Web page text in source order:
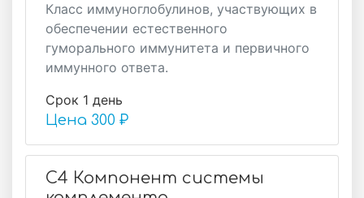
Класс иммуноглобулинов, участвующих в
обеспечении естественного
гуморального иммунитета и первичного
иммунного ответа.
Срок 1 день
Цена 300 ₽
С4 Компонент системы